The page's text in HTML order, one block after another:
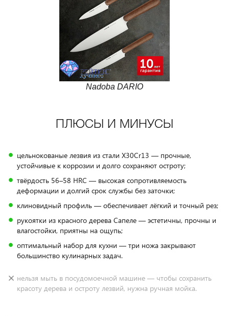
Nadoba DARIO
ПЛЮСЫ И МИНУСЫ
цельнокованые лезвия из стали X30Cr13 — прочные,
устойчивые к коррозии и долго сохраняют остроту;
твёрдость 56–58 HRC — высокая сопротивляемость
деформации и долгий срок службы без заточки;
клиновидный профиль — обеспечивает лёгкий и точный рез;
рукоятки из красного дерева Сапеле — эстетичны, прочны и
влагостойки, приятны на ощупь;
оптимальный набор для кухни — три ножа закрывают
большинство кулинарных задач.
нельзя мыть в посудомоечной машине — чтобы сохранить
красоту дерева и остроту лезвий, нужна ручная мойка.